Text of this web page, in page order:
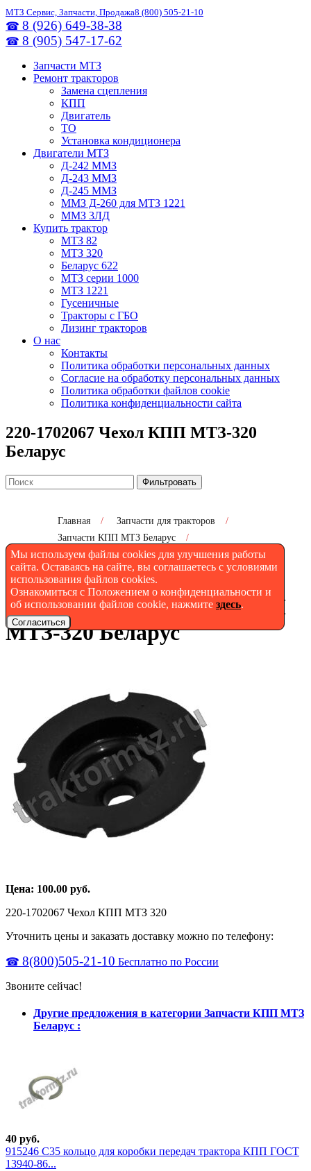
Мы используем файлы cookies для улучшения работы
сайта. Оставаясь на сайте, вы соглашаетесь с условиями
использования файлов cookies.
Ознакомиться с Положением о конфиденциальности и
об использовании файлов cookie, нажмите здесь.
Согласиться
МТЗ Сервис, Запчасти, Продажа8 (800) 505-21-10
☎ 8 (926) 649-38-38
☎ 8 (905) 547-17-62
Запчасти МТЗ
Ремонт тракторов
Замена сцепления
КПП
Двигатель
ТО
Установка кондиционера
Двигатели МТЗ
Д-242 ММЗ
Д-243 ММЗ
Д-245 ММЗ
ММЗ Д-260 для МТЗ 1221
ММЗ 3ЛД
Купить трактор
МТЗ 82
МТЗ 320
Беларус 622
МТЗ серии 1000
МТЗ 1221
Гусеничные
Тракторы с ГБО
Лизинг тракторов
О нас
Контакты
Политика обработки персональных данных
Согласие на обработку персональных данных
Политика обработки файлов cookie
Политика конфиденциальности сайта
220-1702067 Чехол КПП МТЗ-320
Беларус
Фильтровать
Главная / Запчасти для тракторов
/
Запчасти КПП МТЗ Беларус
/
220-1702067 Чехол КПП МТЗ-320 Беларус
220-1702067 Чехол для КПП
МТЗ-320 Беларус
Цена: 100.00 руб.
220-1702067 Чехол КПП МТЗ 320
Уточнить цены и заказать доставку можно по телефону:
☎ 8(800)505-21-10 Бесплатно по России
Звоните сейчас!
Другие предложения в категории Запчасти КПП МТЗ
Беларус :
40 руб.
915246 С35 кольцо для коробки передач трактора КПП ГОСТ
13940-86...